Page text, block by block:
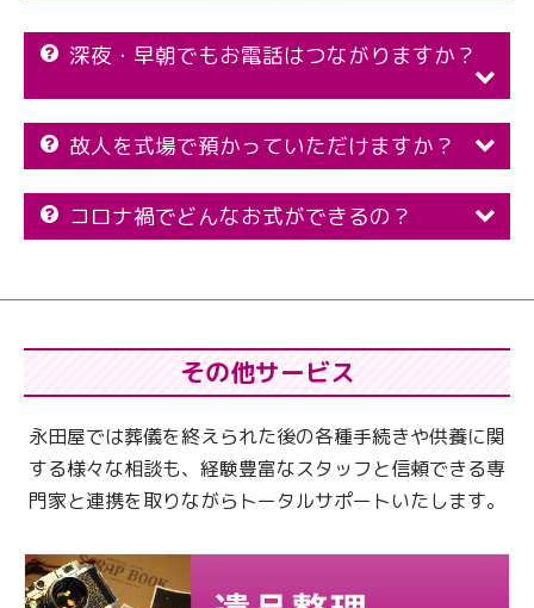
深夜・早朝でもお電話はつながりますか？
故人を式場で預かっていただけますか？
コロナ禍でどんなお式ができるの？
その他サービス
永田屋では葬儀を終えられた後の各種手続きや供養に関
する様々な相談も、 経験豊富なスタッフと信頼できる専
門家と連携を取りながらトータルサポートいたします。